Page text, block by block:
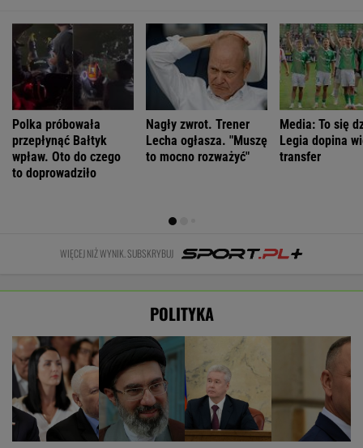
Polka próbowała
przepłynąć Bałtyk
wpław. Oto do czego
to doprowadziło
Nagły zwrot. Trener
Lecha ogłasza. "Muszę
to mocno rozważyć"
Media: To się
Legia dopina
transfer
WIĘCEJ NIŻ WYNIK. SUBSKRYBUJ
POLITYKA